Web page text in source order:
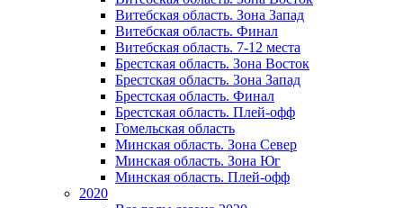
Витебская область. Зона Запад
Витебская область. Финал
Витебская область. 7-12 места
Брестская область. Зона Восток
Брестская область. Зона Запад
Брестская область. Финал
Брестская область. Плей-офф
Гомельская область
Минская область. Зона Север
Минская область. Зона Юг
Минская область. Плей-офф
2020